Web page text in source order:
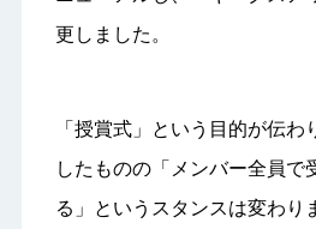
更しました。
「授賞式」という目的が伝
したものの「メンバー全員で
る」というスタンスは変わり